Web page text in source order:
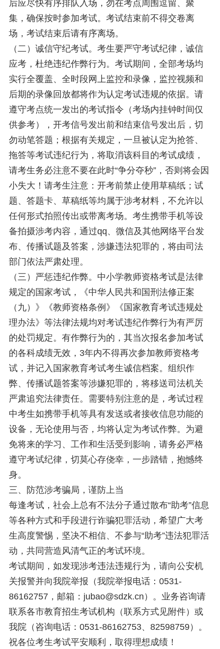
后应尽快有序排队入场，勿在考点周围逗留、聚
集，确保按时参加考试。考试结束前不得交卷离
场，考试结束后请有序离场。
（二）诚信守纪考试。考生要严守考试纪律，诚信
应考，杜绝违纪作弊行为。考试期间，全部考场均
实行全覆盖、全时段网上监控和录像，监控视频和
后期的录像回放都将作为认定考试违规的依据。请
遵守考点统一发出的考试指令（考场内挂钟时间仅
供参考），开考信号发出前和结束信号发出后，切
勿动笔答题；根据有关规定，一旦被认定为抢答、
拖答等考试违纪行为，将取消该科目的考试成绩，
请考生务必注意不要在此时“争分夺秒”，否则将会因
小失大！请考生注意：开考前禁止使用草稿纸；试
题、答题卡、草稿纸等均属于涉考材料，不允许以
任何形式拍照传出或带离考场。考生携带手机等设
备拍摄涉考内容，通过qq、微信及其他网络平台发
布、传播试题及答案，涉嫌违法犯罪的，将由司法
部门依法严肃处理。
（三）严惩违纪作弊。中小学教师资格考试是法律
规定的国家考试，《中华人民共和国刑法修正案
（九）》《教师资格条例》《国家教育考试违规处
理办法》等法律法规均对考试违纪作弊行为有严厉
的处罚规定。有作弊行为的，其当次报名参加考试
的各科成绩无效，3年内不得再次参加教师资格考
试，并记入国家教育考试考生诚信档案。组织作
弊、传播试题答案等涉嫌犯罪的，将移送司法机关
严肃追究法律责任。需要特别注意的是，考试过程
中考生如携带手机等具有发送或者接收信息功能的
设备，无论使用与否，均将认定为考试作弊。为避
免将来的学习、工作和生活受到影响，请务必严格
遵守考试纪律，切莫心存侥幸，一步踏错，抱憾终
身。
三、防范涉考骗局，谨防上当
每逢考试，社会上总有不法分子通过散布“助考”信息
等各种方式和手段进行诈骗犯罪活动，希望广大考
生高度警惕，坚决不相信、不参与“助考”违法犯罪活
动，共同营造风清气正的考试环境。
考试期间，如发现涉考违法违规行为，请向公安机
关报警并向我院举报（我院举报电话：0531-
86162757，邮箱：jubao@sdzk.cn）。业务咨询请
联系各市教育招生考试机构（联系方式见附件）或
我院（咨询电话：0531-86162753、82598759）。
祝各位考生考试平安顺利，取得理想成绩！